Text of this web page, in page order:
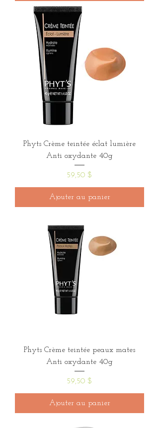
Phyts Crème teintée éclat lumière
Anti oxydante 40g
Prix
59,50 $
Ajouter au panier
Phyts Crème teintée peaux mates
Anti oxydante 40g
Prix
59,50 $
Ajouter au panier